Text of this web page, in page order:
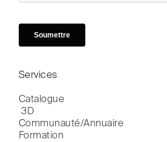
Services
Catalogue
3D
Communauté/Annuaire
Formation